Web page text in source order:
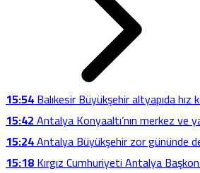
15:54Balıkesir Büyükşehir altyapıda hız
15:42Antalya Konyaaltı’nın merkez ve
15:24Antalya Büyükşehir zor gününde
15:18Kırgız Cumhuriyeti Antalya